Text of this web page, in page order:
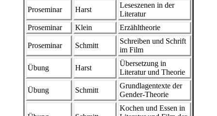
Proseminar Harst
Leseszenen in der
Literatur
Proseminar
Klein Erzähltheorie
Proseminar Schmitt
Schreiben und Schrift
im Film
Übung Harst
Übersetzung in
Literatur und Theorie
Übung Schmitt
Grundlagentexte der
Gender-Theorie
Kochen und Essen in